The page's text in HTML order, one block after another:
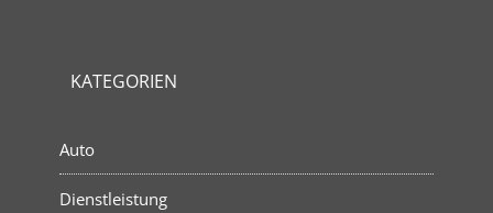
KATEGORIEN
Auto
Dienstleistung